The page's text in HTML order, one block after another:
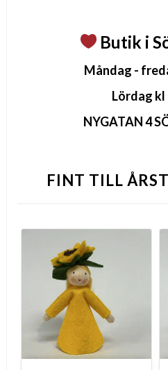
Butik i
Måndag -
Lördag kl
NYGATAN 4
FINT TILL